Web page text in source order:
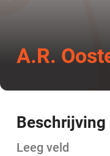
A.R.
Beschrijving
Leeg veld